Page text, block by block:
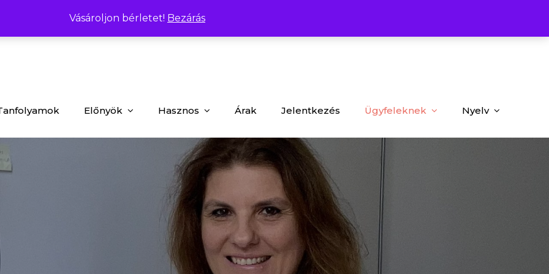
Vásároljon bérletet! Bezárás
oktatas@obudamatek.hu
Előnyök Hasznos Árak Jelentkezés Ügyfeleknek Nyelv